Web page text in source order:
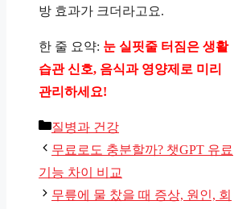
방 효과가 크더라고요.
한 줄 요약: 눈 실핏줄 터짐은 생활
습관 신호, 음식과 영양제로 미리
관리하세요!
카
테
고
리
질병과 건강
무료로도 충분할까? 챗GPT 유료
기능 차이 비교
무릎에 물 찼을 때 증상, 원인, 회